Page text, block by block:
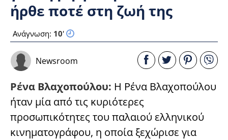
ήρθε ποτέ στη ζωή της
Ανάγνωση: 10'
Newsroom
Ρένα Βλαχοπούλου: Η Ρένα Βλαχοπούλου
ήταν μία από τις κυριότερες
προσωπικότητες του παλαιού ελληνικού
κινηματογράφου, η οποία ξεχώρισε για